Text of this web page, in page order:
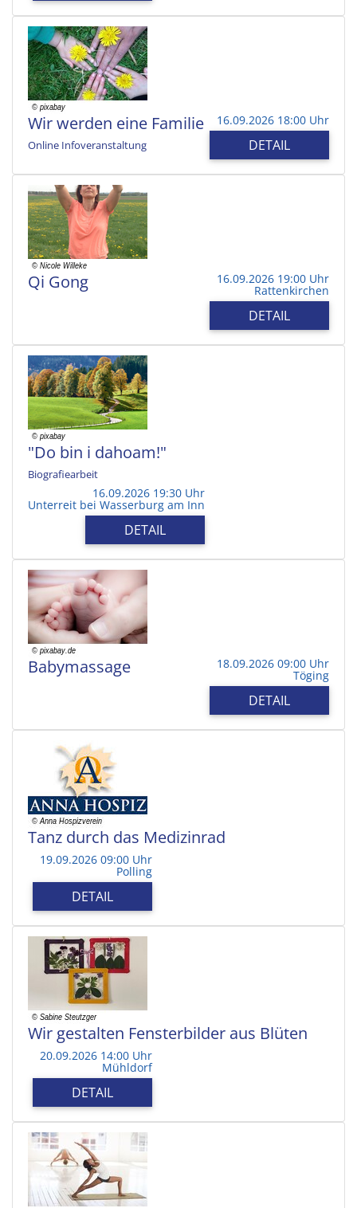
Wir werden eine Familie
Online Infoveranstaltung
16.09.2026 18:00 Uhr
DETAIL
Qi Gong 16.09.2026 19:00 Uhr
Rattenkirchen
DETAIL
"Do bin i dahoam!"
Biografiearbeit
16.09.2026 19:30 Uhr
Unterreit bei Wasserburg am Inn
DETAIL
Babymassage 18.09.2026 09:00 Uhr
Töging
DETAIL
Tanz durch das Medizinrad
19.09.2026 09:00 Uhr
Polling
DETAIL
Wir gestalten Fensterbilder aus Blüten
20.09.2026 14:00 Uhr
Mühldorf
DETAIL